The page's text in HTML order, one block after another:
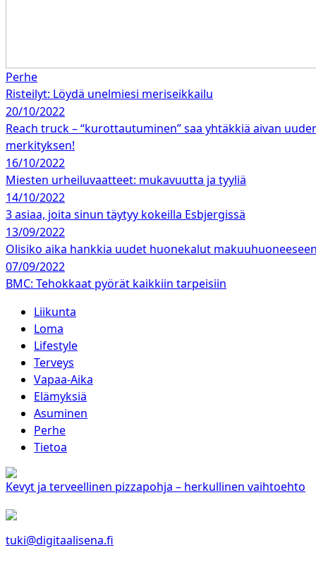
Perhe
Risteilyt: Löydä unelmiesi meriseikkailu
20/10/2022
Reach truck – “kurottautuminen” saa yhtäkkiä aivan
merkityksen!
16/10/2022
Miesten urheiluvaatteet: mukavuutta ja tyyliä
14/10/2022
3 asiaa, joita sinun täytyy kokeilla Esbjergissä
13/09/2022
Olisiko aika hankkia uudet huonekalut
07/09/2022
BMC: Tehokkaat pyörät kaikkiin tarpeisiin
Liikunta
Loma
Lifestyle
Terveys
Vapaa-Aika
Elämyksiä
Asuminen
Perhe
Tietoa
Kevyt ja terveellinen pizzapohja – herkullinen vaihtoehto
tuki@digitaalisena.fi